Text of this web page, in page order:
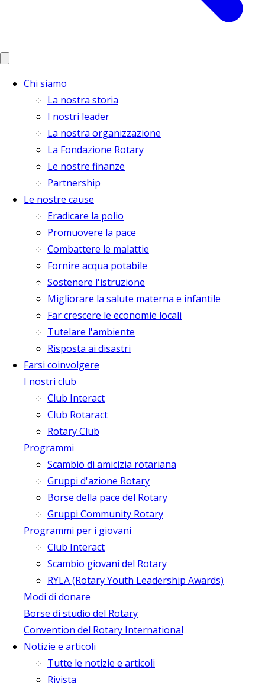
Chi siamo
La nostra storia
I nostri leader
La nostra organizzazione
La Fondazione Rotary
Le nostre finanze
Partnership
Le nostre cause
Eradicare la polio
Promuovere la pace
Combattere le malattie
Fornire acqua potabile
Sostenere l'istruzione
Migliorare la salute materna e infantile
Far crescere le economie locali
Tutelare l'ambiente
Risposta ai disastri
Farsi coinvolgere
I nostri club
Club Interact
Club Rotaract
Rotary Club
Programmi
Scambio di amicizia rotariana
Gruppi d'azione Rotary
Borse della pace del Rotary
Gruppi Community Rotary
Programmi per i giovani
Club Interact
Scambio giovani del Rotary
RYLA (Rotary Youth Leadership Awards)
Modi di donare
Borse di studio del Rotary
Convention del Rotary International
Notizie e articoli
Tutte le notizie e articoli
Rivista